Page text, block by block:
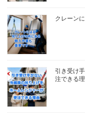
クレーン
引き受け
注できる